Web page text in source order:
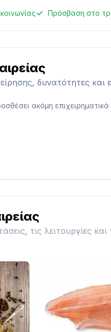
Πρόσβαση στο
δυνατότητες
ακόμη επιχειρηματικά
τις λειτουργίες